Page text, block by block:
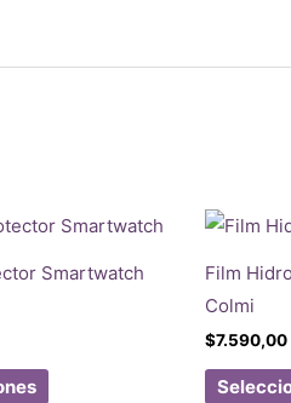
Smartwatch
Este
Film
Colmi
$7.590,00